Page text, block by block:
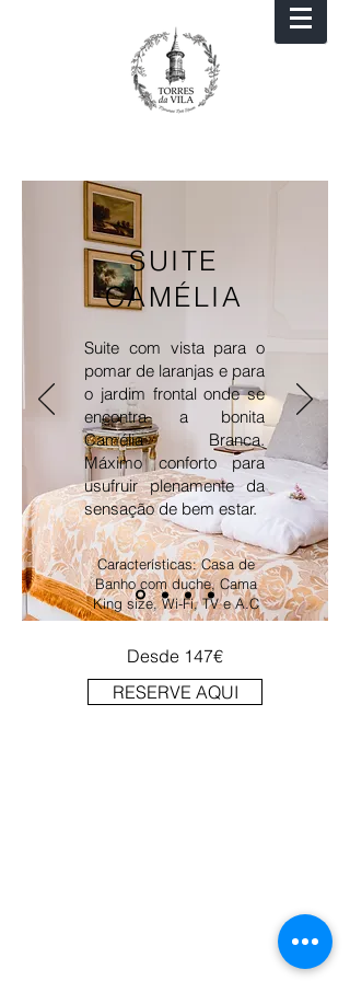
SUITE
CAMÉLIA
Suite com vista para o
pomar de laranjas e para
o jardim frontal onde se
encontra a bonita
Camélia Branca.
Máximo conforto para
usufruir plenamente da
sensação de bem estar.
Características: Casa de
Banho com duche, Cama
King size, Wi-Fi, TV e A.C
Desde 147€
RESERVE AQUI